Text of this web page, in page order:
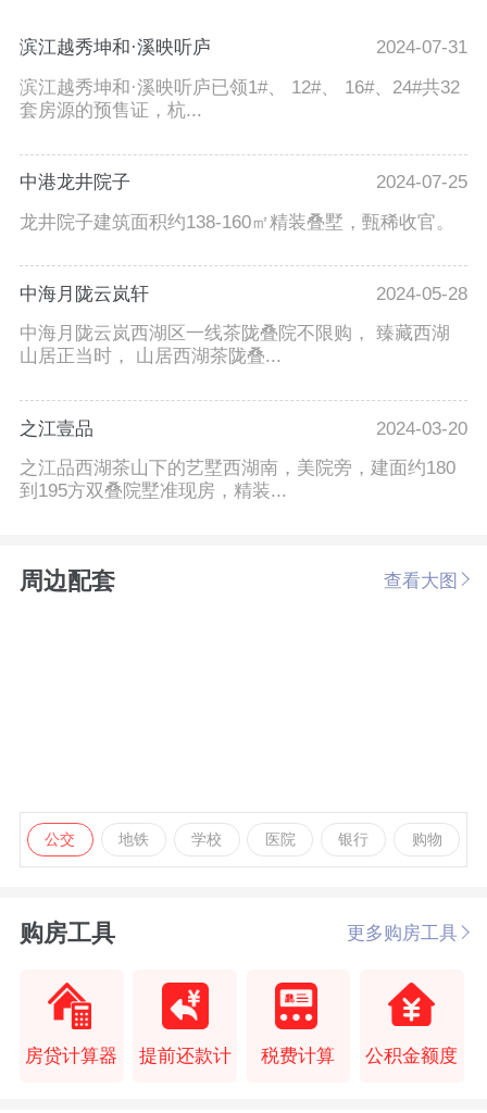
滨江越秀坤和·溪映听庐
2024-07-31
滨江越秀坤和·溪映听庐已领1#、 12#、 16#、24#共32
套房源的预售证，杭...
中港龙井院子
2024-07-25
龙井院子建筑面积约138-160㎡精装叠墅，甄稀收官。
中海月陇云岚轩
2024-05-28
中海月陇云岚西湖区一线茶陇叠院不限购， 臻藏西湖
山居正当时， 山居西湖茶陇叠...
之江壹品
2024-03-20
之江品西湖茶山下的艺墅西湖南，美院旁，建面约180
到195方双叠院墅准现房，精装...
周边配套 查看大图
公交 地铁 学校 医院 银行 购物
购房工具 更多购房工具
房贷计算器 提前还款计 税费计算 公积金额度